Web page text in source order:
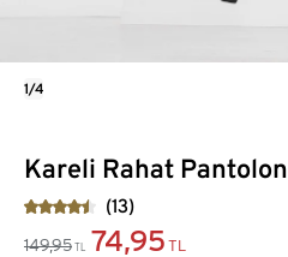
Kareli Rahat Pantolon
(13)
149,95 TL 74,95 TL
1/4